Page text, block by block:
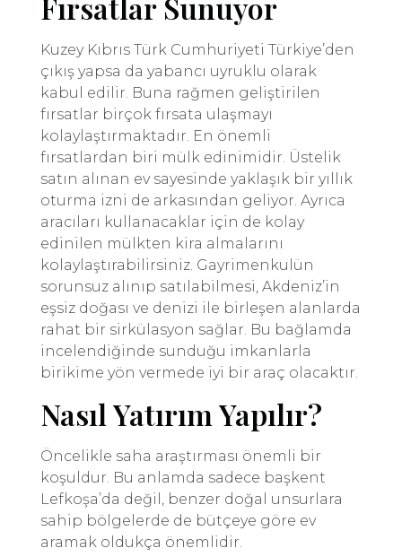
Fırsatlar Sunuyor
Kuzey Kıbrıs Türk Cumhuriyeti Türkiye’den
çıkış yapsa da yabancı uyruklu olarak
kabul edilir. Buna rağmen geliştirilen
fırsatlar birçok fırsata ulaşmayı
kolaylaştırmaktadır. En önemli
fırsatlardan biri mülk edinimidir. Üstelik
satın alınan ev sayesinde yaklaşık bir yıllık
oturma izni de arkasından geliyor. Ayrıca
aracıları kullanacaklar için de kolay
edinilen mülkten kira almalarını
kolaylaştırabilirsiniz. Gayrimenkulün
sorunsuz alınıp satılabilmesi, Akdeniz’in
eşsiz doğası ve denizi ile birleşen alanlarda
rahat bir sirkülasyon sağlar. Bu bağlamda
incelendiğinde sunduğu imkanlarla
birikime yön vermede iyi bir araç olacaktır.
Nasıl Yatırım Yapılır?
Öncelikle saha araştırması önemli bir
koşuldur. Bu anlamda sadece başkent
Lefkoşa’da değil, benzer doğal unsurlara
sahip bölgelerde de bütçeye göre ev
aramak oldukça önemlidir.